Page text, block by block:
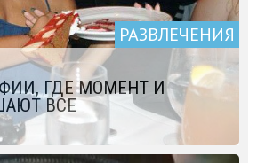
РАЗВЛЕЧЕНИЯ
ГДЕ МОМЕНТ И
ВСЕ